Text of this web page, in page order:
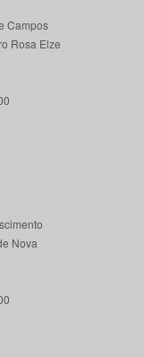
Campos
Rosa Elze
Nova